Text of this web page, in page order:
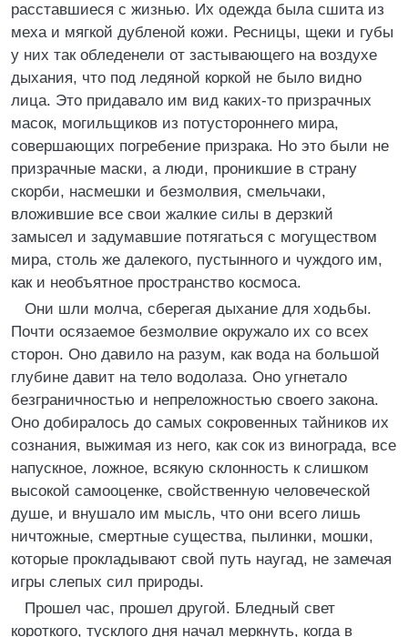
расставшиеся с жизнью. Их одежда была сшита из
меха и мягкой дубленой кожи. Ресницы, щеки и губы
у них так обледенели от застывающего на воздухе
дыхания, что под ледяной коркой не было видно
лица. Это придавало им вид каких-то призрачных
масок, могильщиков из потустороннего мира,
совершающих погребение призрака. Но это были не
призрачные маски, а люди, проникшие в страну
скорби, насмешки и безмолвия, смельчаки,
вложившие все свои жалкие силы в дерзкий
замысел и задумавшие потягаться с могуществом
мира, столь же далекого, пустынного и чуждого им,
как и необъятное пространство космоса.
Они шли молча, сберегая дыхание для ходьбы.
Почти осязаемое безмолвие окружало их со всех
сторон. Оно давило на разум, как вода на большой
глубине давит на тело водолаза. Оно угнетало
безграничностью и непреложностью своего закона.
Оно добиралось до самых сокровенных тайников их
сознания, выжимая из него, как сок из винограда, все
напускное, ложное, всякую склонность к слишком
высокой самооценке, свойственную человеческой
душе, и внушало им мысль, что они всего лишь
ничтожные, смертные существа, пылинки, мошки,
которые прокладывают свой путь наугад, не замечая
игры слепых сил природы.
Прошел час, прошел другой. Бледный свет
короткого, тусклого дня начал меркнуть, когда в